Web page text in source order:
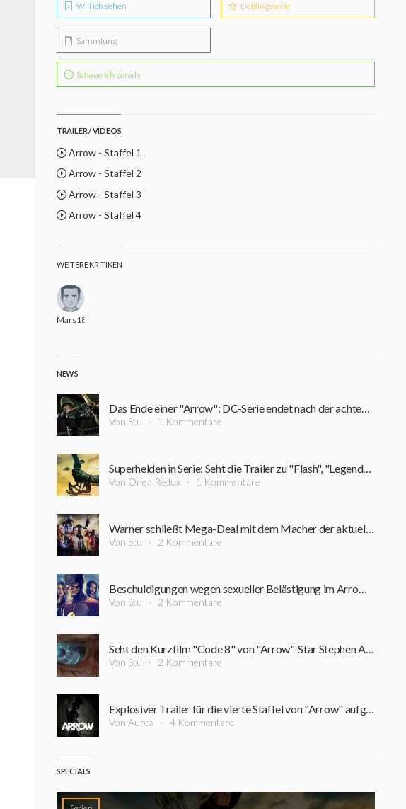
Will ich sehen Lieblingsserie
Sammlung
Schaue ich gerade
TRAILER / VIDEOS
Arrow - Staffel 1
Arrow - Staffel 2
Arrow - Staffel 3
Arrow - Staffel 4
WEITERE KRITIKEN
Mars18
NEWS
Das Ende einer "Arrow": DC-Serie endet nach der achten Staffel
Von Stu 1 Kommentare
Superhelden in Serie: Seht die Trailer zu "Flash", "Legends of Tomorrow", "Arrow" und "Supergirl"
Von OnealRedux 1 Kommentare
Warner schließt Mega-Deal mit dem Macher der aktuellen TV-Serien des DC-Universums
Von Stu 2 Kommentare
Von Stu 2 Kommentare
Von Stu 2 Kommentare
Explosiver Trailer für die vierte Staffel von "Arrow" aufgetaucht
Von Aurea 4 Kommentare
SPECIALS